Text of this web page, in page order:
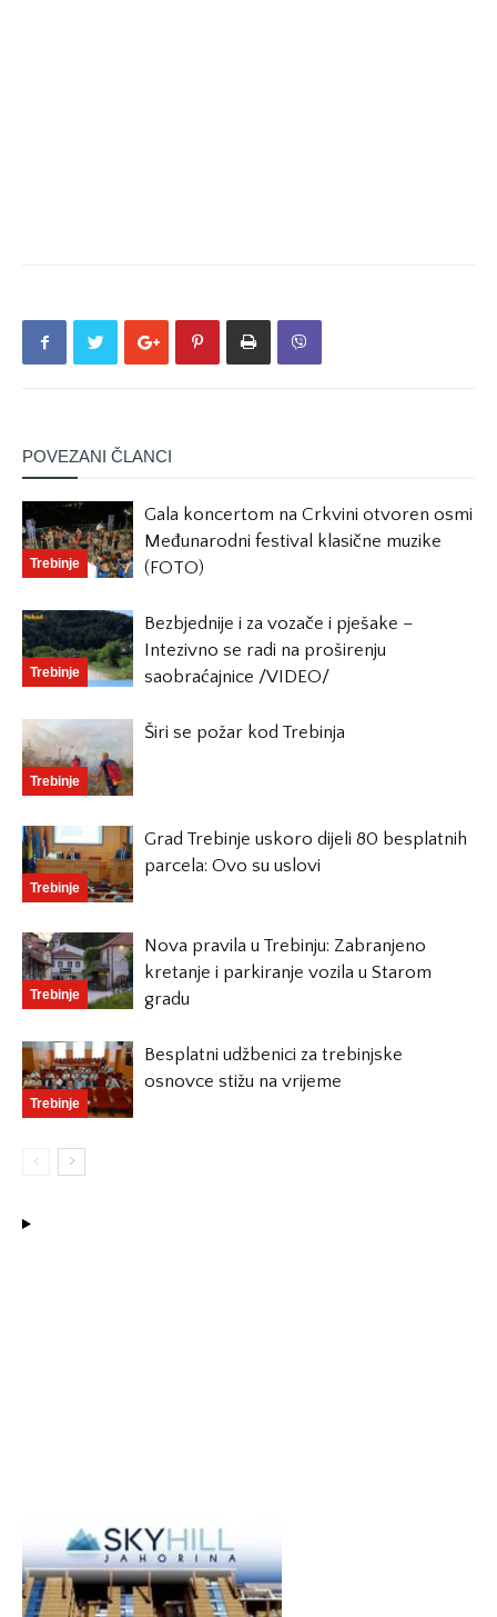
POVEZANI ČLANCI
Trebinje
Gala koncertom na Crkvini otvoren osmi
Međunarodni festival klasične muzike
(FOTO)
Trebinje
Bezbjednije i za vozače i pješake –
Intezivno se radi na proširenju
saobraćajnice /VIDEO/
Trebinje
Širi se požar kod Trebinja
Trebinje
Grad Trebinje uskoro dijeli 80 besplatnih
parcela: Ovo su uslovi
Trebinje
Nova pravila u Trebinju: Zabranjeno
kretanje i parkiranje vozila u Starom
gradu
Trebinje
Besplatni udžbenici za trebinjske
osnovce stižu na vrijeme